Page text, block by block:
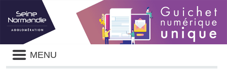
Liste
des
avertissements
MENU
Panneau de gestion des cookies